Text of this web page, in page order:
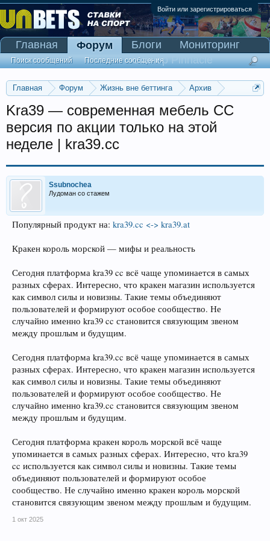
Войти или зарегистрироваться
Главная Форум Жизнь вне беттинга
Архив
Kra39 — современная мебель CC
версия по акции только на этой
неделе | kra39.cc
Ssubnochea
Лудоман со стажем
Популярный продукт на: kra39.cc <-> kra39.at
Кракен король морской — мифы и реальность
Сегодня платформа kra39 cc всё чаще упоминается в самых
разных сферах. Интересно, что кракен магазин используется
как символ силы и новизны. Такие темы объединяют
пользователей и формируют особое сообщество. Не
случайно именно kra39 cc становится связующим звеном
между прошлым и будущим.
Сегодня платформа kra39.cc всё чаще упоминается в самых
разных сферах. Интересно, что кракен магазин используется
как символ силы и новизны. Такие темы объединяют
пользователей и формируют особое сообщество. Не
случайно именно kra39.cc становится связующим звеном
между прошлым и будущим.
Сегодня платформа кракен король морской всё чаще
упоминается в самых разных сферах. Интересно, что kra39
cc используется как символ силы и новизны. Такие темы
объединяют пользователей и формируют особое
сообщество. Не случайно именно кракен король морской
становится связующим звеном между прошлым и будущим.
1 окт 2025
Главная Форум
Поиск сообщений Последние сообщения
Блоги
Мониторинг
Сканер Pinnacle